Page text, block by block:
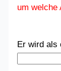
um welche
Er wird als